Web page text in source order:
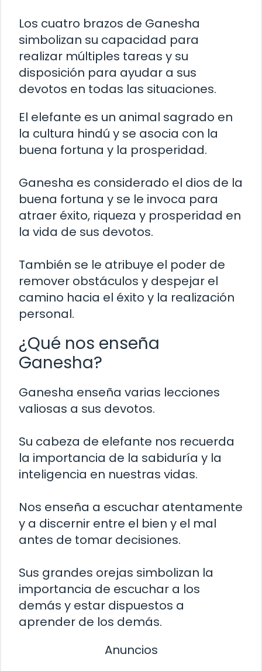
Los cuatro brazos de Ganesha
simbolizan su capacidad para
realizar múltiples tareas y su
disposición para ayudar a sus
devotos en todas las situaciones.
El elefante es un animal sagrado en
la cultura hindú y se asocia con la
buena fortuna y la prosperidad.
Ganesha es considerado el dios de la
buena fortuna y se le invoca para
atraer éxito, riqueza y prosperidad en
la vida de sus devotos.
También se le atribuye el poder de
remover obstáculos y despejar el
camino hacia el éxito y la realización
personal.
¿Qué nos enseña
Ganesha?
Ganesha enseña varias lecciones
valiosas a sus devotos.
Su cabeza de elefante nos recuerda
la importancia de la sabiduría y la
inteligencia en nuestras vidas.
Nos enseña a escuchar atentamente
y a discernir entre el bien y el mal
antes de tomar decisiones.
Sus grandes orejas simbolizan la
importancia de escuchar a los
demás y estar dispuestos a
aprender de los demás.
Anuncios